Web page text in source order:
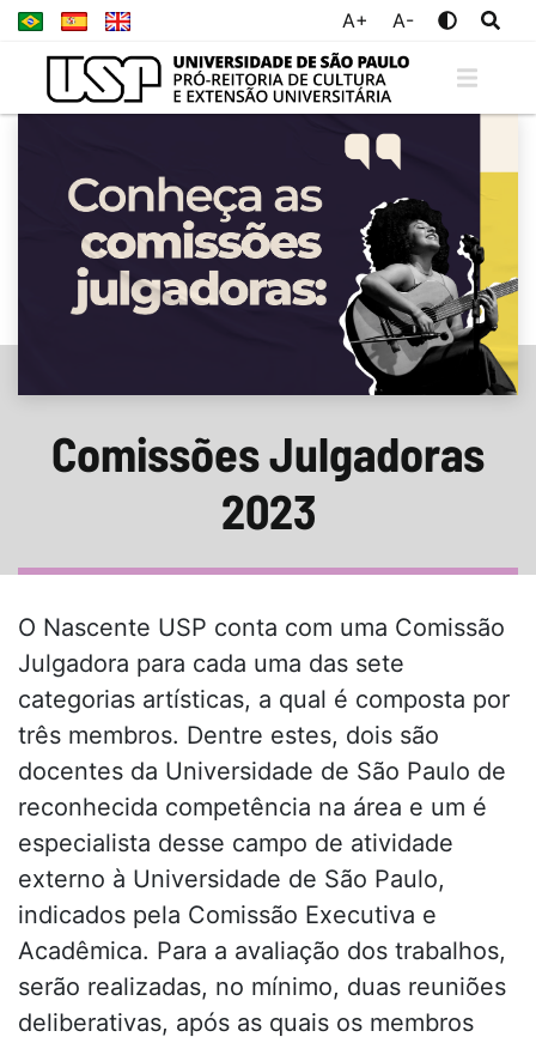
A+ A-
Comissões Julgadoras
2023
O Nascente USP conta com uma Comissão
Julgadora para cada uma das sete
categorias artísticas, a qual é composta por
três membros. Dentre estes, dois são
docentes da Universidade de São Paulo de
reconhecida competência na área e um é
especialista desse campo de atividade
externo à Universidade de São Paulo,
indicados pela Comissão Executiva e
Acadêmica. Para a avaliação dos trabalhos,
serão realizadas, no mínimo, duas reuniões
deliberativas, após as quais os membros